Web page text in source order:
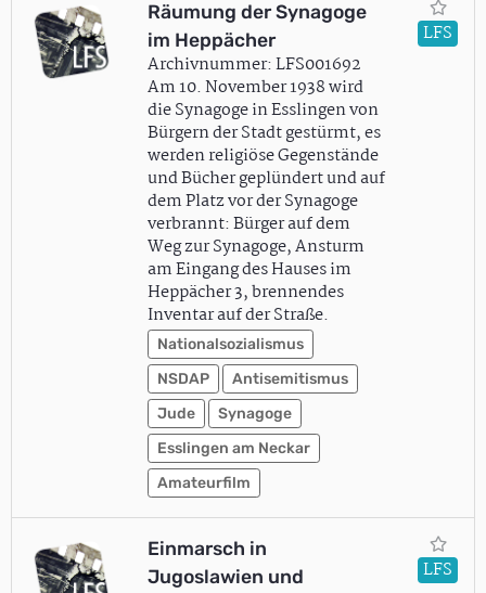
Räumung der Synagoge
im Heppächer
Archivnummer: LFS001692
Am 10. November 1938 wird
die Synagoge in Esslingen von
Bürgern der Stadt gestürmt, es
werden religiöse Gegenstände
und Bücher geplündert und auf
dem Platz vor der Synagoge
verbrannt: Bürger auf dem
Weg zur Synagoge, Ansturm
am Eingang des Hauses im
Heppächer 3, brennendes
Inventar auf der Straße.
Nationalsozialismus
NSDAP
Antisemitismus
Jude
Synagoge
Esslingen am Neckar
Amateurfilm
LFS
Einmarsch in
Jugoslawien und
LFS